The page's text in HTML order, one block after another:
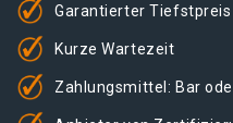
Garantierter Tiefstpreis
Kurze Wartezeit
Zahlungsmittel: Bar